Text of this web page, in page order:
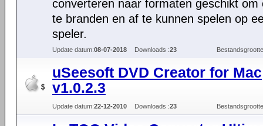
converteren naar formaten geschikt om
te branden en af te kunnen spelen op
speler.
Update datum:08-07-2018 Downloads :23
uSeesoft DVD Creator for Mac
v1.0.2.3
Update datum:22-12-2010 Downloads :23